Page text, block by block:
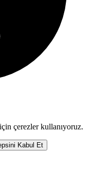
çerezler kullanıyoruz.
Kabul Et